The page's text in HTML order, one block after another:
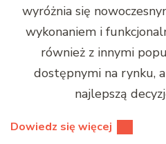
wyróżnia się
wykonaniem i
również z innymi
dostępnymi na rynku,
najlepszą
Dowiedz się więcej